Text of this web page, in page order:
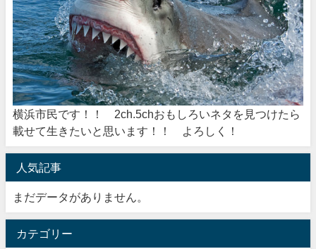
横浜市民です！！ 2ch.5chおもしろいネタを見つけたら
載せて生きたいと思います！！ よろしく！
人気記事
まだデータがありません。
カテゴリー